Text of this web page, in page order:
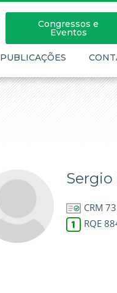
Congressos e
Eventos
PUBLICAÇÕES
Sergio
CRM
RQE